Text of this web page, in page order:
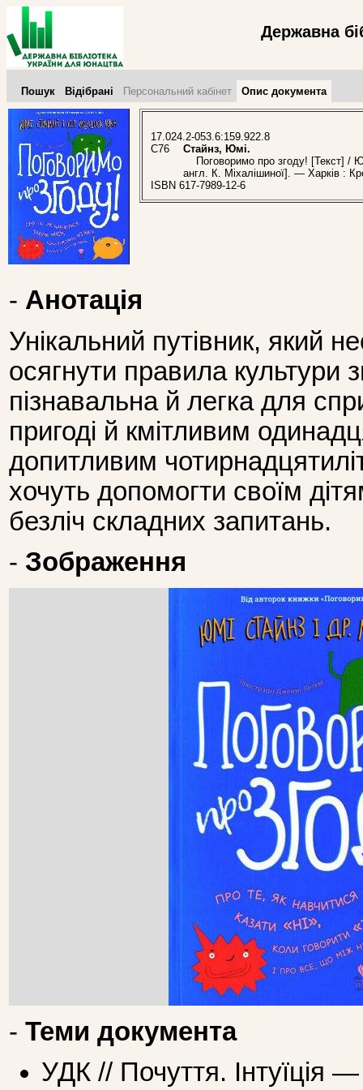
Державна
Пошук Відібрані Персональний кабінет Опис документа
17.024.2-053.6:159.922.8
С76
Стайнз, Юмі.
Поговоримо про згоду! [Текст] /
англ. К. Міхалішиної]. — Харків :
ISBN 617-7989-12-6
- Анотація
Унікальний путівник, який
осягнути правила культури
пізнавальна й легка для
пригоді й кмітливим
допитливим
хочуть допомогти своїм
безліч складних запитань.
- Зображення
- Теми документа
УДК // Почуття. Інтуїція